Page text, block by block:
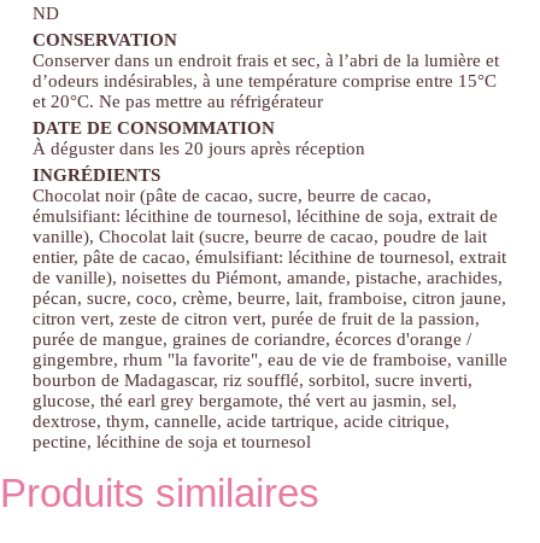
ND
CONSERVATION
Conserver dans un endroit frais et sec, à l’abri de la lumière et
d’odeurs indésirables, à une température comprise entre 15°C
et 20°C. Ne pas mettre au réfrigérateur
DATE DE CONSOMMATION
À déguster dans les 20 jours après réception
INGRÉDIENTS
Chocolat noir (pâte de cacao, sucre, beurre de cacao,
émulsifiant: lécithine de tournesol, lécithine de soja, extrait de
vanille), Chocolat lait (sucre, beurre de cacao, poudre de lait
entier, pâte de cacao, émulsifiant: lécithine de tournesol, extrait
de vanille), noisettes du Piémont, amande, pistache, arachides,
pécan, sucre, coco, crème, beurre, lait, framboise, citron jaune,
citron vert, zeste de citron vert, purée de fruit de la passion,
purée de mangue, graines de coriandre, écorces d'orange /
gingembre, rhum "la favorite", eau de vie de framboise, vanille
bourbon de Madagascar, riz soufflé, sorbitol, sucre inverti,
glucose, thé earl grey bergamote, thé vert au jasmin, sel,
dextrose, thym, cannelle, acide tartrique, acide citrique,
pectine, lécithine de soja et tournesol
Produits similaires